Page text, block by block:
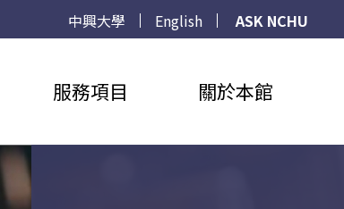
中興大學 English
ASK NCHU
服務項目 關於本館